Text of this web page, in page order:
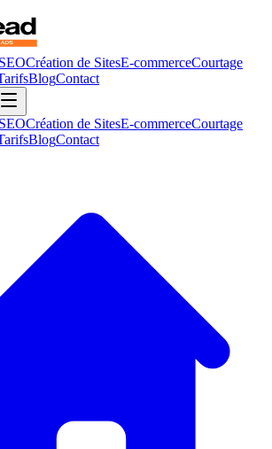
SEOCréation de SitesE-commerceCourtage
BlogContact
SEOCréation de SitesE-commerceCourtage
BlogContact